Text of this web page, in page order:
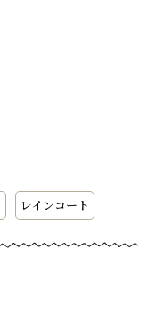
レインコート